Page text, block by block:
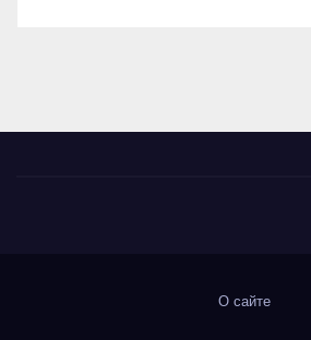
О сайте